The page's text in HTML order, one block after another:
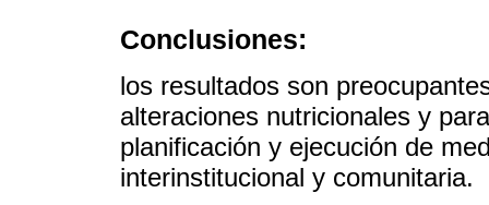
Conclusiones:
los resultados son
alteraciones nutricionales y
planificación y ejecución de
interinstitucional y comunitaria.